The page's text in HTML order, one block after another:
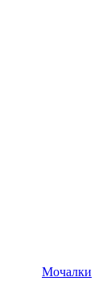
Мочалки